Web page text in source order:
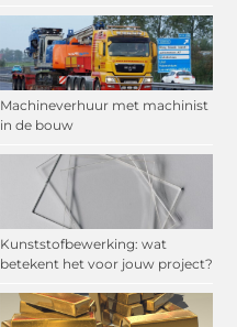
Machineverhuur met machinist
in de bouw
Kunststofbewerking: wat
betekent het voor jouw project?